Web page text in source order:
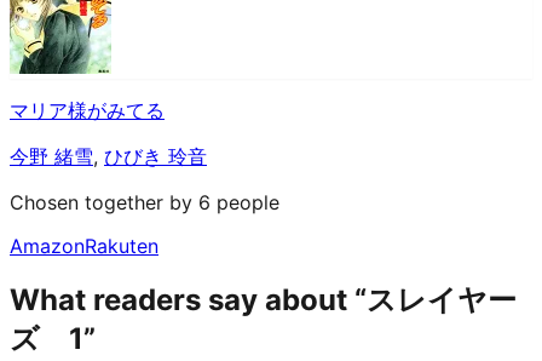
マリア様がみてる
今野 緒雪, ひびき 玲音
Chosen together by 6 people
AmazonRakuten
What readers say about “スレイヤー
ズ 1”